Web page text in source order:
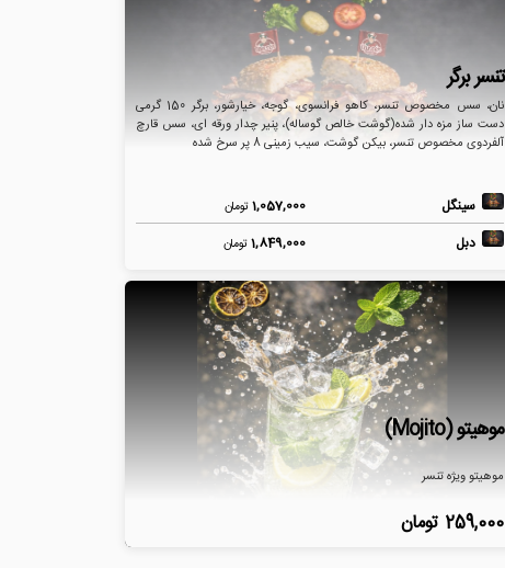
تنسر برگر
نان، سس مخصوص تنسر، کاهو فرانسوی، گوجه، خیارشور، برگر 150 گرمی
دست ساز مزه دار شده(گوشت خالص گوساله)، پنیر چدار ورقه ای، سس قارچ
آلفردوی مخصوص تنسر، بیکن گوشت، سیب زمینی 8 پر سرخ شده
سینگل 1,057,000تومان
دبل 1,849,000تومان
موهیتو (Mojito)
موهیتو ویژه تنسر
259,000 تومان